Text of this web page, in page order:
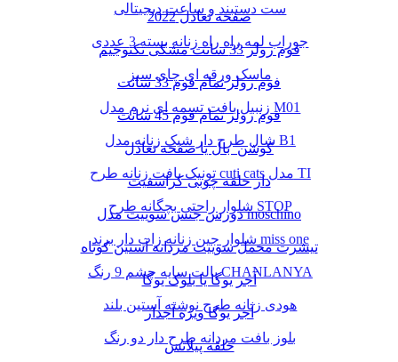
ست دستبند و ساعت دیجیتالی
جوراب لمه راه راه زنانه بسته 3 عددی
ماسک ورقه ای چای سبز
زنبیل بافت تسمه ای نرم مدل M01
شال طرح دار شیک زنانه مدل B1
تونیک بافت زنانه طرح cuti cats مدل TI
شلوار راحتی بچگانه طرح STOP
شلوار جین زنانه زاپ دار برند miss one
پالت سایه چشم 9 رنگ CHANLANYA
هودی زنانه طرح نوشته آستین بلند
بلوز بافت مردانه طرح دار دو رنگ
صفحه تعادل 2022
فوم رولر 33 سانت مشکی تکنوجیم
فوم رولر تمام فوم 33 سانت
فوم رولر تمام فوم 45 سانت
کوشن بال یا صفحه تعادل
دار حلقه چوبی کراسفیت
دورس جنس سوییت مدل moschino
تیشرت مخمل سوییت مردانه آستین کوتاه
آجر یوگا یا بلوک یوگا
آجر یوگا ویژه آجدار
حلقه پیلاتس